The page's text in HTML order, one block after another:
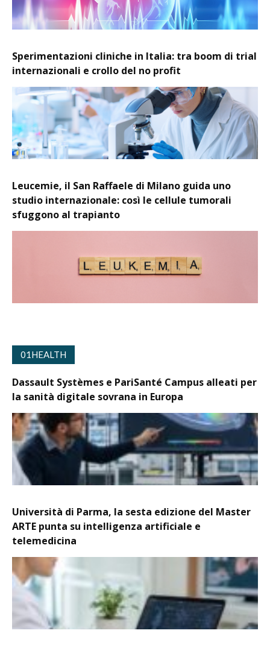
Sperimentazioni cliniche in Italia: tra boom di trial
internazionali e crollo del no profit
Leucemie, il San Raffaele di Milano guida uno
studio internazionale: così le cellule tumorali
sfuggono al trapianto
01HEALTH
Dassault Systèmes e PariSanté Campus alleati per
la sanità digitale sovrana in Europa
Università di Parma, la sesta edizione del Master
ARTE punta su intelligenza artificiale e
telemedicina